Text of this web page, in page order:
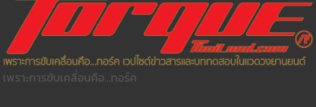
เพราะการขับเคลื่อนคือ...ทอร์ค